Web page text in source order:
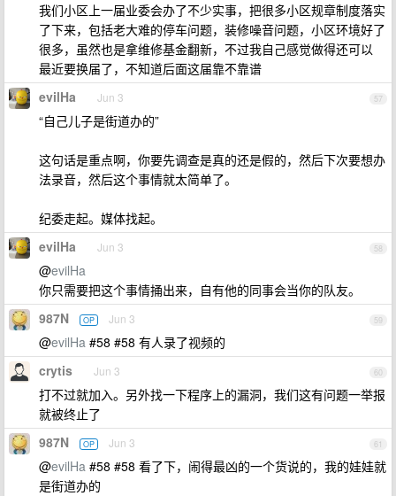
我们小区上一届业委会办了不少实事，把很多小区规章制度落实
了下来，包括老大难的停车问题，装修噪音问题，小区环境好了
很多，虽然也是拿维修基金翻新，不过我自己感觉做得还可以
最近要换届了，不知道后面这届靠不靠谱
57
evilHa Jun 3
“自己儿子是街道办的”
这句话是重点啊，你要先调查是真的还是假的，然后下次要想办
法录音，然后这个事情就太简单了。
纪委走起。媒体找起。
58
evilHa Jun 3
@evilHa
你只需要把这个事情捅出来，自有他的同事会当你的队友。
59
987N OP Jun 3
@evilHa #58 #58 有人录了视频的
60
crytis Jun 3
打不过就加入。另外找一下程序上的漏洞，我们这有问题一举报
就被终止了
61
987N OP Jun 3
@evilHa #58 #58 看了下，闹得最凶的一个货说的，我的娃娃就
是街道办的